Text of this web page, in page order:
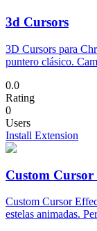
3d Cursors
3D Cursors para
puntero clásico.
0.0
Rating
0
Users
Install Extension
Custom Cursor
Custom Cursor
estelas animadas.